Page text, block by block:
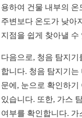
용하여 건물 내부의
주변보다 온도가 낮아
지점을 쉽게 찾아낼 수
다음으로, 청음 탐지기
합니다. 청음 탐지기는
문에, 눈으로 확인하
있습니다. 또한, 가스
여부를 확인합니다. 가